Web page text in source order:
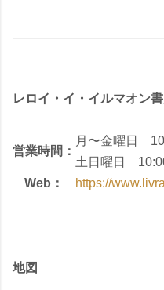
レロイ・イ・イルマオン
営業時間：
月〜金曜日
土日曜日
Web：
https://
地図